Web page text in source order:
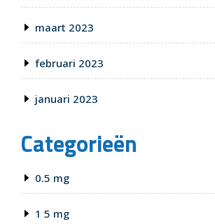
maart 2023
februari 2023
januari 2023
Categorieën
0.5 mg
1 5 mg